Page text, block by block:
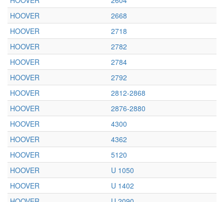
HOOVER
2668
HOOVER
2718
HOOVER
2782
HOOVER
2784
HOOVER
2792
HOOVER
2812-2868
HOOVER
2876-2880
HOOVER
4300
HOOVER
4362
HOOVER
5120
HOOVER
U 1050
HOOVER
U 1402